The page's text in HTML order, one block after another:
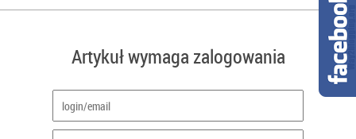
Artykuł wymaga zalogowania